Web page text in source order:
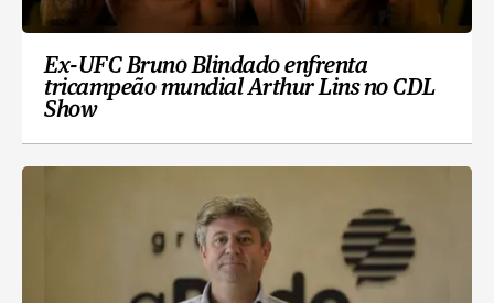
Ex-UFC Bruno Blindado enfrenta
tricampeão mundial Arthur Lins no CDL
Show